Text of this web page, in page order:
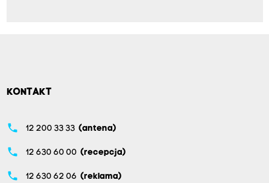
KONTAKT
phone 12 200 33 33 (antena)
phone 12 630 60 00 (recepcja)
phone 12 630 62 06 (reklama)